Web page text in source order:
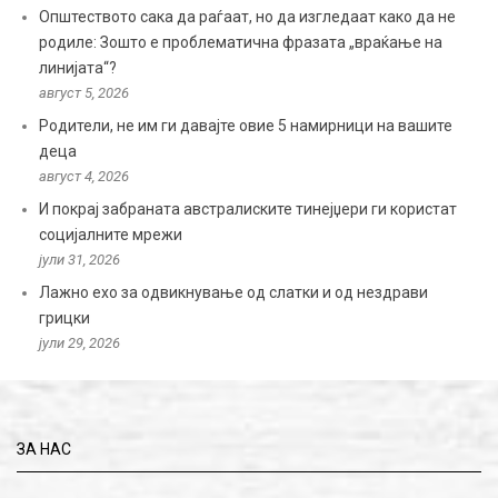
Општеството сака да раѓаат, но да изгледаат како да не
родиле: Зошто е проблематична фразата „враќање на
линијата“?
август 5, 2026
Родители, не им ги давајте овие 5 намирници на вашите
деца
август 4, 2026
И покрај забраната австралиските тинејџери ги користат
социјалните мрежи
јули 31, 2026
Лажно ехо за одвикнување од слатки и од нездрави
грицки
јули 29, 2026
ЗА НАС